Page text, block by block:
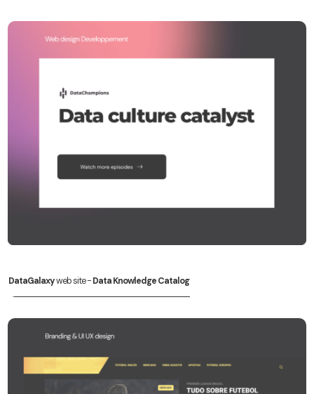
DataGalaxyweb site -Data Knowledge Catalog